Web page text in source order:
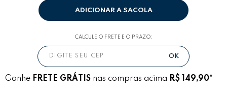
ADICIONAR A SACOLA
CALCULE O FRETE E O PRAZO:
Ganhe FRETE GRÁTIS nas compras acima R$ 149,90*